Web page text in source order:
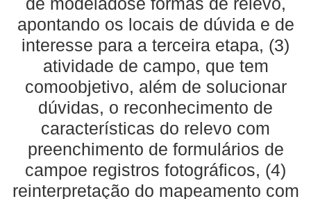
apontando os locais de dúvida e de
interesse para a terceira etapa, (3)
atividade de campo, que tem
comoobjetivo, além de solucionar
dúvidas, o reconhecimento de
características do relevo com
preenchimento de formulários de
campoe registros fotográficos, (4)
reinterpretação do mapeamento com